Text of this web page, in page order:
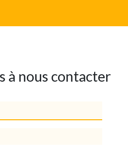
à nous contacter